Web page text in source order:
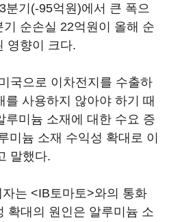
분기(-95억원)에서 큰 폭으
순손실 22억원이 올해 순
영향이 크다.
국으로 이차전지를 수출하
를 사용하지 않아야 하기 때
루미늄 소재에 대한 수요 증
미늄 소재 수익성 확대로 이
말했다.
는 <IB토마토>와의 통화
확대의 원인은 알루미늄 소